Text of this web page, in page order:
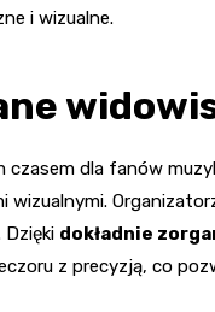
i wizualne.
czasem dla fanów
wizualnymi.
dokładnie
z precyzją, co